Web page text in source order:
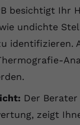
besichtigt Ihr
undichte
identifizieren.
Der
zeigt
von YouTube
connected-